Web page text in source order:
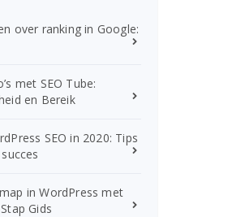
over ranking in Google:
met SEO Tube:
en Bereik
SEO in 2020: Tips
in WordPress met
Gids